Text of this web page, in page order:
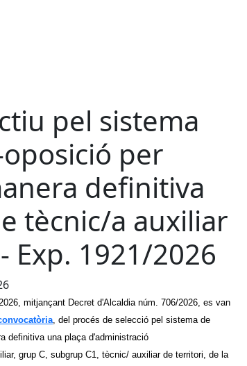
pel sistema
per
definitiva
tècnic/a auxiliar
1921/2026
mitjançant Decret d'Alcaldia núm. 706/2026, es van
, del procés de selecció pel sistema de
definitiva una plaça d'administració
grup C, subgrup C1, tècnic/ auxiliar de territori, de la